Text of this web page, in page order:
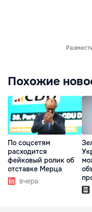
Похожие
По соцсетям
расходится
фейковый ролик об
отставке Мерца
вчера